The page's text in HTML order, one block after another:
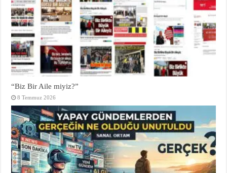
“Biz Bir Aile miyiz?”
8 Temmuz 2026